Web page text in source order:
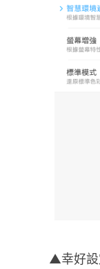
▲幸好設